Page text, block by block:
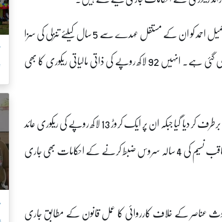
محکمانہ کارروائی کے تحت سابق ایڈمنسٹریٹر داتا دربار شیخ جمیل احمد کو ان کے مستقل عہدے سے 5 سال کیلئے تنزلی کی سزا
دی گئی جبکہ ان کی گزشتہ 5 سالہ سروس بھی ضبط کر لی گئی ہے۔ انہیں 92 لاکھ روپے کی ذاتی مالیاتی ریکوری کا بھی
سابق منیجر داتا دربار طاہر مقصود کو سرکاری ملازمت سے برطرف کر دیا گیا جبکہ ان پر ایک کروڑ 13 لاکھ روپے کی ریکوری عائد
کی گئی ہے، اسی طرح سابق سٹینوگرافر ایڈمنسٹریٹر آفس ثاقب نسیم کی 4 سالہ سروس ضبط کرنے کے احکامات بھی جاری
عناصر کے خلاف کارروائی کا عمل قانون کے مطابق جاری